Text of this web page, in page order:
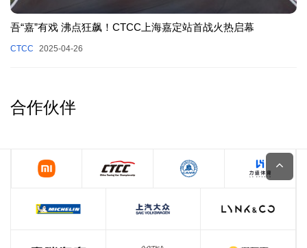
吾“嘉”有戏 沸点狂飙！CTCC上海嘉定站首战火热启幕
CTCC 2025-04-26
合作伙伴